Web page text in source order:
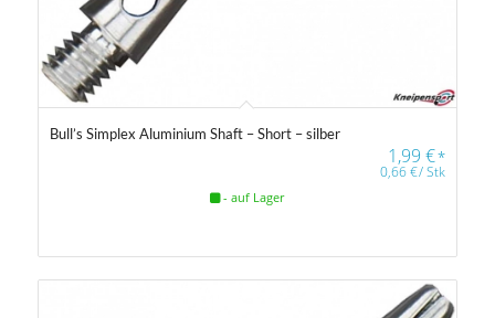
Bull’s Simplex Aluminium Shaft – Short – silber
1,99€*
0,66€/Stk
- auf Lager